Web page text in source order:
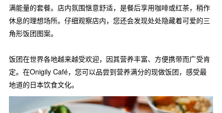
满能量的套餐。店内氛围惬意舒适，是餐后享用咖啡或红茶，稍作
休息的理想场所。仔细观察店内，您还会发现处处隐藏着可爱的三
角形饭团图案。
饭团在世界各地越来越受欢迎，因其营养丰富、方便携带而广受肯
定。在Onigily Café，您可以品尝到营养满分的现做饭团，感受最
地道的日本饮食文化。